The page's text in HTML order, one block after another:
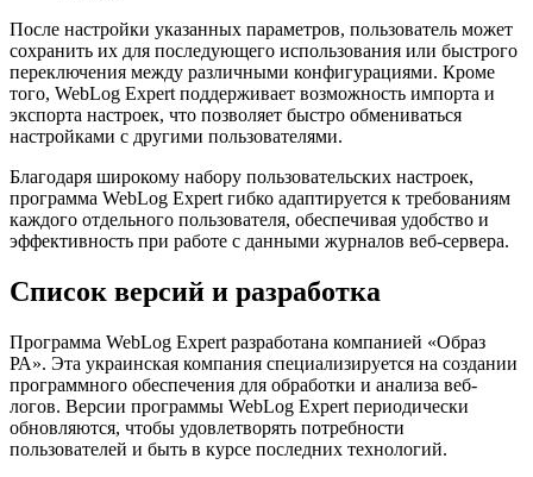
После настройки указанных параметров, пользователь может
сохранить их для последующего использования или быстрого
переключения между различными конфигурациями. Кроме
того, WebLog Expert поддерживает возможность импорта и
экспорта настроек, что позволяет быстро обмениваться
настройками с другими пользователями.
Благодаря широкому набору пользовательских настроек,
программа WebLog Expert гибко адаптируется к требованиям
каждого отдельного пользователя, обеспечивая удобство и
эффективность при работе с данными журналов веб-сервера.
Список версий и разработка
Программа WebLog Expert разработана компанией «Образ
РА». Эта украинская компания специализируется на создании
программного обеспечения для обработки и анализа веб-
логов. Версии программы WebLog Expert периодически
обновляются, чтобы удовлетворять потребности
пользователей и быть в курсе последних технологий.